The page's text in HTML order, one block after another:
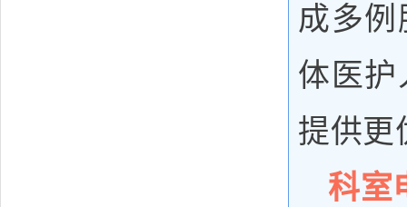
成多
体医护
提供更
科室